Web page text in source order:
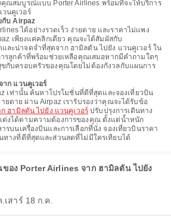
ณสมบูรณ์แบบ Porter Airlines พร้อมที่จะให้บริการ
นคูเวอร์
กับ Airpaz
ได้อย่างรวดเร็ว ง่ายดาย และราคาไม่แพง
เพียงแค่คลิกเดียว คุณจะได้สัมผัสกับ
ละน่าจดจำที่สุดจาก ฮามิลตัน ไปยัง แวนคูเวอร์ ใน
รลูกค้าที่พร้อมช่วยเหลือคุณเสมอหากมีคำถามใดๆ
กับครอบครัวของคุณโดยไม่ต้องกังวลกับแผนการ
ก แวนคูเวอร์
เท่านั้น ค้นหาโปรโมชั่นที่ดีที่สุดและจองเที่ยวบิน
ยดาย ผ่าน Airpaz เรารับรองว่าคุณจะได้รับข้อ
ฮามิลตัน ไปยัง แวนคูเวอร์ ปรับปรุงการเดินทาง
งได้ตามความต้องการของคุณ ตั้งแต่น้ำหนัก
รบนเครื่องบินและการเลือกที่นั่ง จองเที่ยวบินราคา
ทางที่ดีที่สุดและส่วนลดที่ไม่มีใครเทียบได้
ของ Porter Airlines จาก ฮามิลตัน ไปยัง
เสาร์ 18 ก.ค.